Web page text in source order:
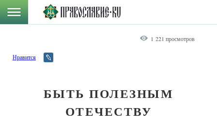
1 221 просмотров
Нравится
БЫТЬ ПОЛЕЗНЫМ
ОТЕЧЕСТВУ